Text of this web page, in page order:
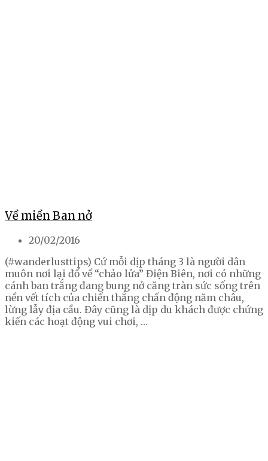
Về miền Ban nở
20/02/2016
(#wanderlusttips) Cứ mỗi dịp tháng 3 là người dân
muôn nơi lại đổ về “chảo lửa” Điện Biên, nơi có những
cánh ban trắng đang bung nở căng tràn sức sống trên
nền vết tích của chiến thắng chấn động năm châu,
lừng lẫy địa cầu. Đây cũng là dịp du khách được chứng
kiến các hoạt động vui chơi, …